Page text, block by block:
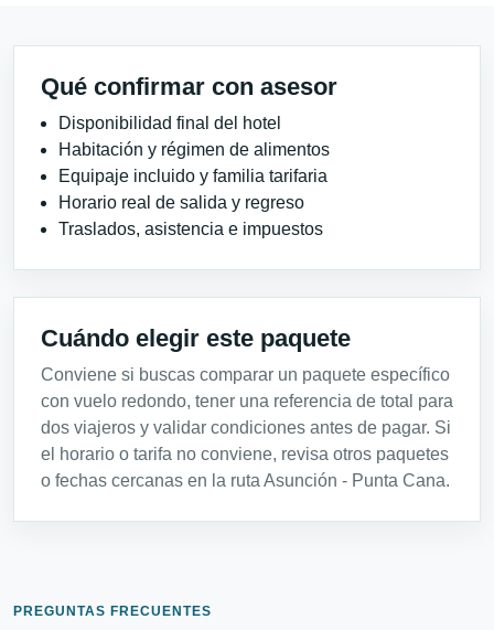
Qué confirmar con asesor
Disponibilidad final del hotel
Habitación y régimen de alimentos
Equipaje incluido y familia tarifaria
Horario real de salida y regreso
Traslados, asistencia e impuestos
Cuándo elegir este paquete
Conviene si buscas comparar un paquete específico
con vuelo redondo, tener una referencia de total para
dos viajeros y validar condiciones antes de pagar. Si
el horario o tarifa no conviene, revisa otros paquetes
o fechas cercanas en la ruta Asunción - Punta Cana.
PREGUNTAS FRECUENTES